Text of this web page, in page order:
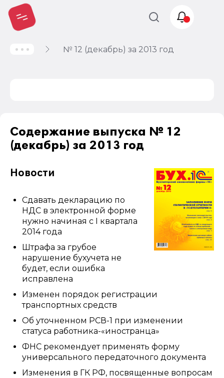
№ 12 (декабрь) за 2013 год
Содержание выпуска № 12
(декабрь) за 2013 год
Новости
Сдавать декларацию по
НДС в электронной форме
нужно начиная с I квартала
2014 года
Штрафа за грубое
нарушение бухучета не
будет, если ошибка
исправлена
Изменен порядок регистрации
транспортных средств
Об уточненном РСВ-1 при изменении
статуса работника-«иностранца»
ФНС рекомендует применять форму
универсального передаточного документа
Изменения в ГК РФ, посвященные вопросам
Учет и